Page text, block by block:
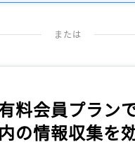
または
料会員プラン
の情報収集を